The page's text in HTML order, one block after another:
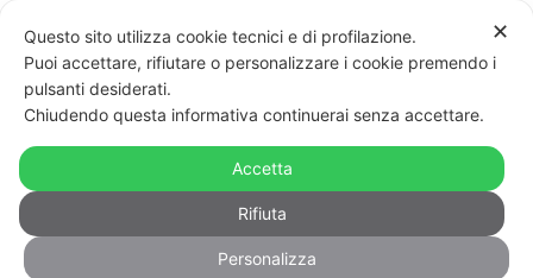
ARCHIVIO
Author Archive for: "Benedetta_Pallavidino"
✕
Questo sito utilizza cookie tecnici e di profilazione.
Puoi accettare, rifiutare o personalizzare i cookie premendo i
pulsanti desiderati.
Chiudendo questa informativa continuerai senza accettare.
Accetta
Rifiuta
Personalizza